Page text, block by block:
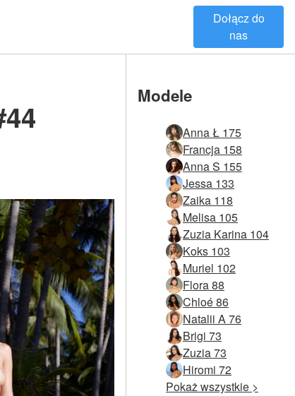
Dołącz do
nas
Modele
Anna Ł 175
Francja 158
Anna S 155
Jessa 133
Zaika 118
Melisa 105
Zuzia Karina 104
Koks 103
Muriel 102
Flora 88
Chloé 86
Natalii A 76
Brigi 73
Zuzia 73
Hiromi 72
Pokaż wszystkie >